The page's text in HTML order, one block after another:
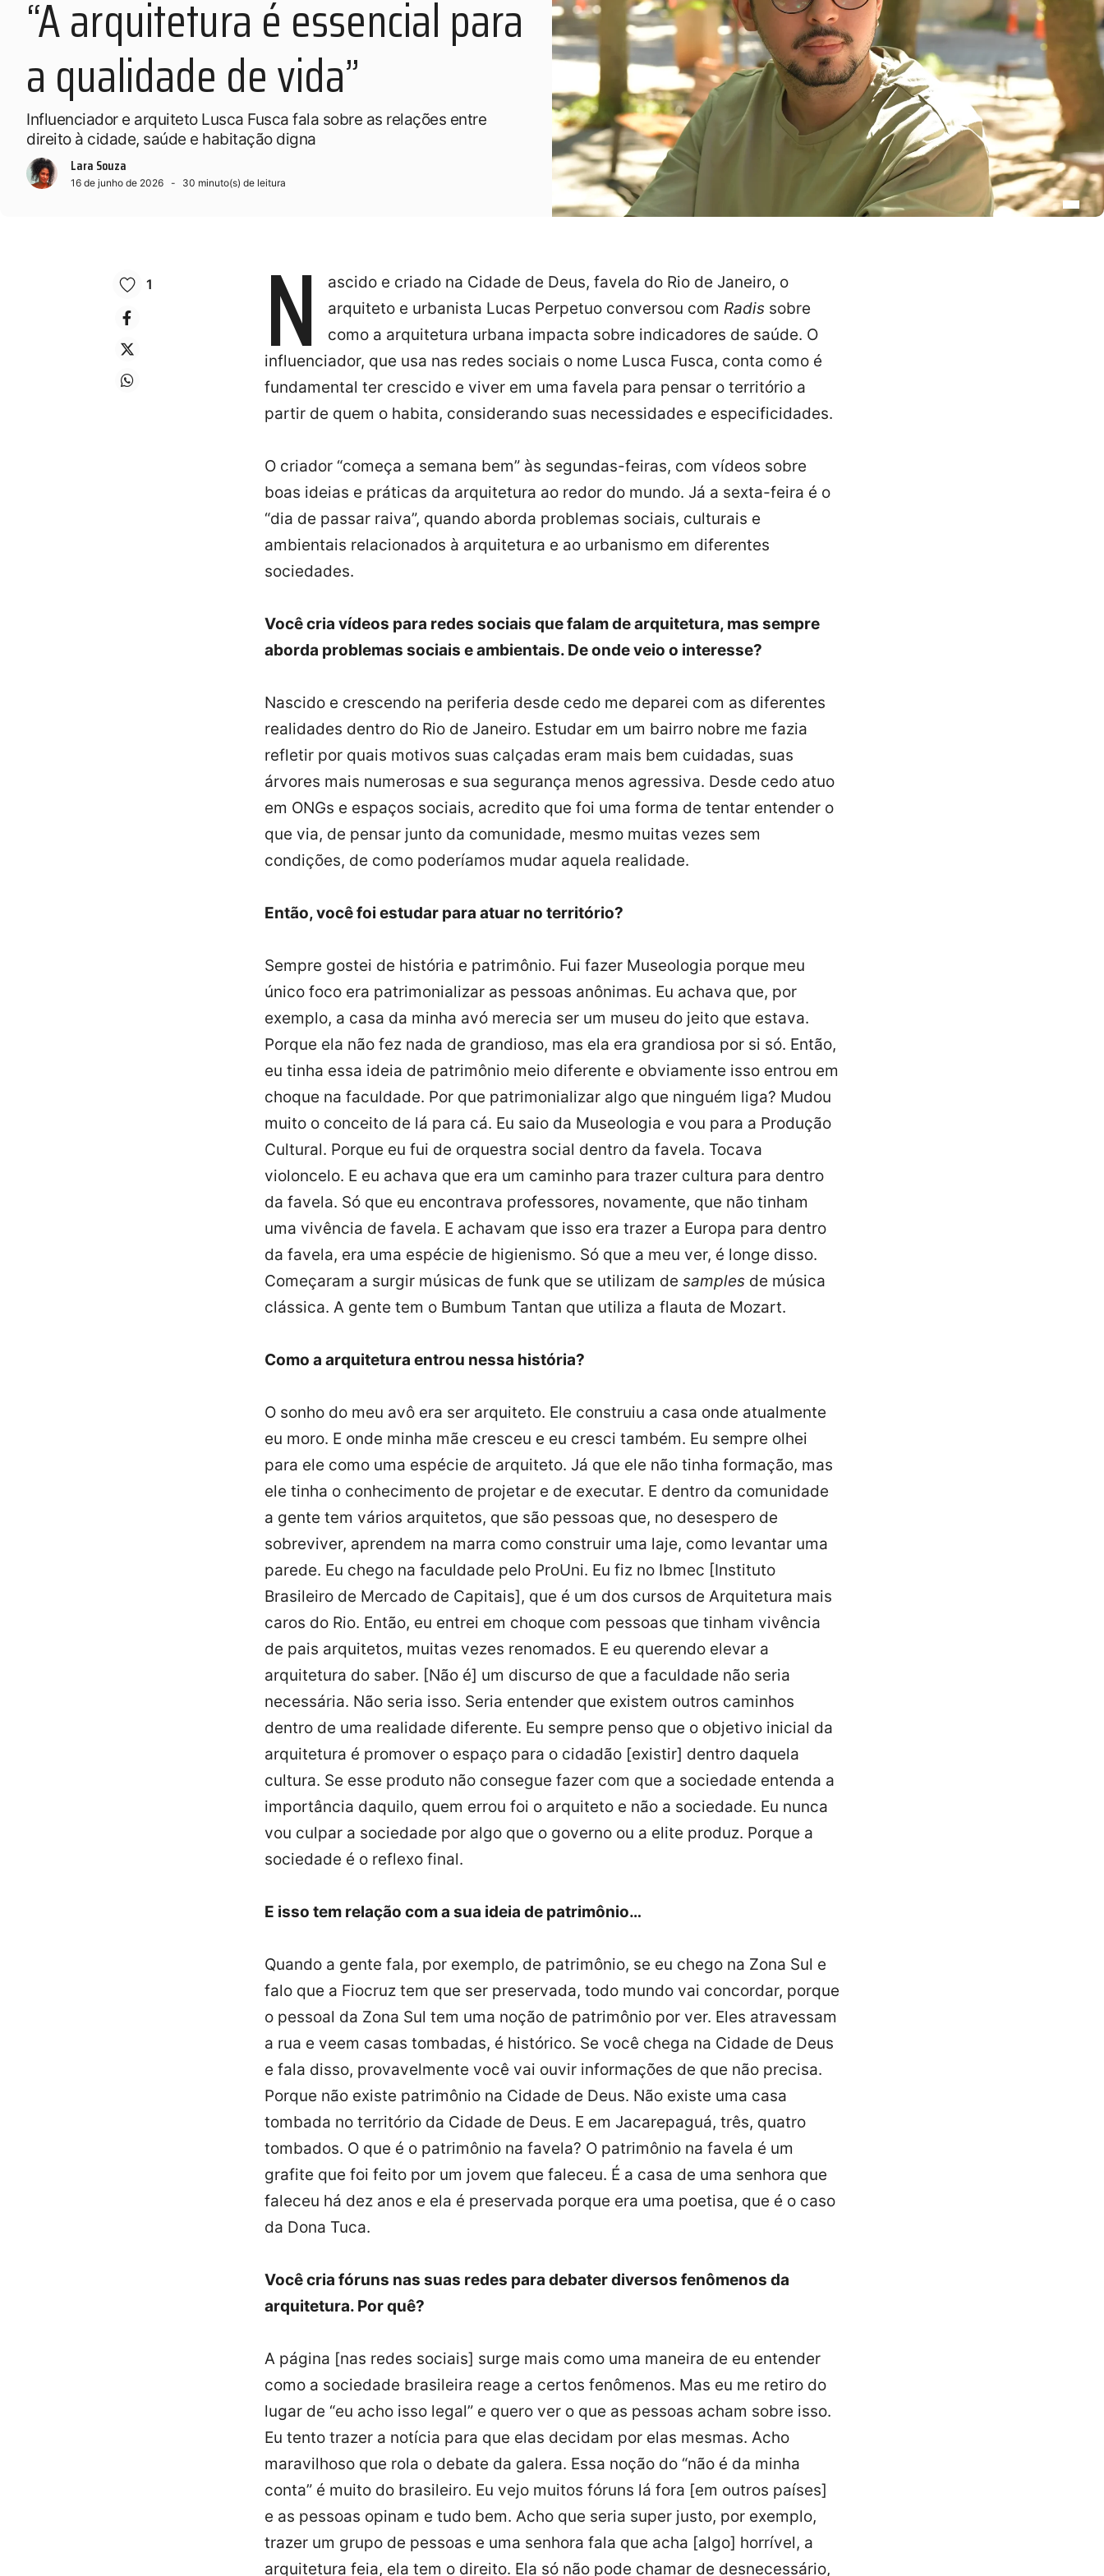
“A arquitetura é essencial para
a qualidade de vida”
Influenciador e arquiteto Lusca Fusca fala sobre as relações entre
direito à cidade, saúde e habitação digna
Lara Souza
16 de junho de 2026 30 minuto(s) de leitura
1 N
ascido e criado na Cidade de Deus, favela do Rio de Janeiro, o
arquiteto e urbanista Lucas Perpetuo conversou com Radis sobre
como a arquitetura urbana impacta sobre indicadores de saúde. O
influenciador, que usa nas redes sociais o nome Lusca Fusca, conta como é
fundamental ter crescido e viver em uma favela para pensar o território a
partir de quem o habita, considerando suas necessidades e especificidades.
O criador “começa a semana bem” às segundas-feiras, com vídeos sobre
boas ideias e práticas da arquitetura ao redor do mundo. Já a sexta-feira é o
“dia de passar raiva”, quando aborda problemas sociais, culturais e
ambientais relacionados à arquitetura e ao urbanismo em diferentes
sociedades.
Você cria vídeos para redes sociais que falam de arquitetura, mas sempre
aborda problemas sociais e ambientais. De onde veio o interesse?
Nascido e crescendo na periferia desde cedo me deparei com as diferentes
realidades dentro do Rio de Janeiro. Estudar em um bairro nobre me fazia
refletir por quais motivos suas calçadas eram mais bem cuidadas, suas
árvores mais numerosas e sua segurança menos agressiva. Desde cedo atuo
em ONGs e espaços sociais, acredito que foi uma forma de tentar entender o
que via, de pensar junto da comunidade, mesmo muitas vezes sem
condições, de como poderíamos mudar aquela realidade.
Então, você foi estudar para atuar no território?
Sempre gostei de história e patrimônio. Fui fazer Museologia porque meu
único foco era patrimonializar as pessoas anônimas. Eu achava que, por
exemplo, a casa da minha avó merecia ser um museu do jeito que estava.
Porque ela não fez nada de grandioso, mas ela era grandiosa por si só. Então,
eu tinha essa ideia de patrimônio meio diferente e obviamente isso entrou em
choque na faculdade. Por que patrimonializar algo que ninguém liga? Mudou
muito o conceito de lá para cá. Eu saio da Museologia e vou para a Produção
Cultural. Porque eu fui de orquestra social dentro da favela. Tocava
violoncelo. E eu achava que era um caminho para trazer cultura para dentro
da favela. Só que eu encontrava professores, novamente, que não tinham
uma vivência de favela. E achavam que isso era trazer a Europa para dentro
da favela, era uma espécie de higienismo. Só que a meu ver, é longe disso.
Começaram a surgir músicas de funk que se utilizam de samples de música
clássica. A gente tem o Bumbum Tantan que utiliza a flauta de Mozart.
Como a arquitetura entrou nessa história?
O sonho do meu avô era ser arquiteto. Ele construiu a casa onde atualmente
eu moro. E onde minha mãe cresceu e eu cresci também. Eu sempre olhei
para ele como uma espécie de arquiteto. Já que ele não tinha formação, mas
ele tinha o conhecimento de projetar e de executar. E dentro da comunidade
a gente tem vários arquitetos, que são pessoas que, no desespero de
sobreviver, aprendem na marra como construir uma laje, como levantar uma
parede. Eu chego na faculdade pelo ProUni. Eu fiz no Ibmec [Instituto
Brasileiro de Mercado de Capitais], que é um dos cursos de Arquitetura mais
caros do Rio. Então, eu entrei em choque com pessoas que tinham vivência
de pais arquitetos, muitas vezes renomados. E eu querendo elevar a
arquitetura do saber. [Não é] um discurso de que a faculdade não seria
necessária. Não seria isso. Seria entender que existem outros caminhos
dentro de uma realidade diferente. Eu sempre penso que o objetivo inicial da
arquitetura é promover o espaço para o cidadão [existir] dentro daquela
cultura. Se esse produto não consegue fazer com que a sociedade entenda a
importância daquilo, quem errou foi o arquiteto e não a sociedade. Eu nunca
vou culpar a sociedade por algo que o governo ou a elite produz. Porque a
sociedade é o reflexo final.
E isso tem relação com a sua ideia de patrimônio…
Quando a gente fala, por exemplo, de patrimônio, se eu chego na Zona Sul e
falo que a Fiocruz tem que ser preservada, todo mundo vai concordar, porque
o pessoal da Zona Sul tem uma noção de patrimônio por ver. Eles atravessam
a rua e veem casas tombadas, é histórico. Se você chega na Cidade de Deus
e fala disso, provavelmente você vai ouvir informações de que não precisa.
Porque não existe patrimônio na Cidade de Deus. Não existe uma casa
tombada no território da Cidade de Deus. E em Jacarepaguá, três, quatro
tombados. O que é o patrimônio na favela? O patrimônio na favela é um
grafite que foi feito por um jovem que faleceu. É a casa de uma senhora que
faleceu há dez anos e ela é preservada porque era uma poetisa, que é o caso
da Dona Tuca.
Você cria fóruns nas suas redes para debater diversos fenômenos da
arquitetura. Por quê?
A página [nas redes sociais] surge mais como uma maneira de eu entender
como a sociedade brasileira reage a certos fenômenos. Mas eu me retiro do
lugar de “eu acho isso legal” e quero ver o que as pessoas acham sobre isso.
Eu tento trazer a notícia para que elas decidam por elas mesmas. Acho
maravilhoso que rola o debate da galera. Essa noção do “não é da minha
conta” é muito do brasileiro. Eu vejo muitos fóruns lá fora [em outros países]
e as pessoas opinam e tudo bem. Acho que seria super justo, por exemplo,
trazer um grupo de pessoas e uma senhora fala que acha [algo] horrível, a
arquitetura feia, ela tem o direito. Ela só não pode chamar de desnecessário,